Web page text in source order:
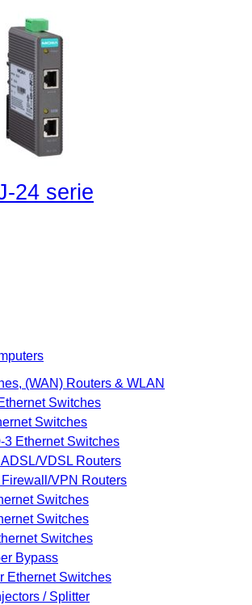
24 serie
(WAN) Routers & WLAN
Switches
Switches
3 Ethernet Switches
ADSL/VDSL Routers
Firewall/VPN Routers
Switches
Switches
Switches
Bypass
Ethernet Switches
/ Splitter